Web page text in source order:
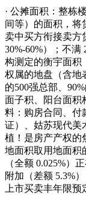
· 公摊面积：整栋
间等）的面积，将
卖中买方衔接卖方
30%-60%）；不
构测定的衡宇面积
权属的地盘（含地
的500强总部、
面子积、阳台面积
料：购房合同、付
证）、姑苏现代美
植！是房产产权的
地面积取用地面积
（全额 0.025%）
附加（差额 5.3%
上市买卖丰年限